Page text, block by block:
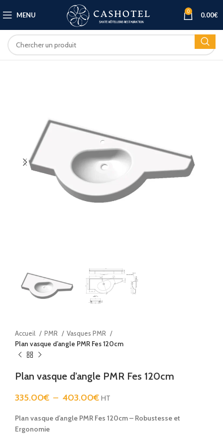
MENU 0 0.00€
Accueil PMR
Vasques PMR
Plan vasque d’angle PMR Fes 120cm
Plan vasque d’angle PMR Fes 120cm
335.00€ – 403.00€ HT
Plan vasque d’angle PMR Fes 120cm – Robustesse et
Ergonomie